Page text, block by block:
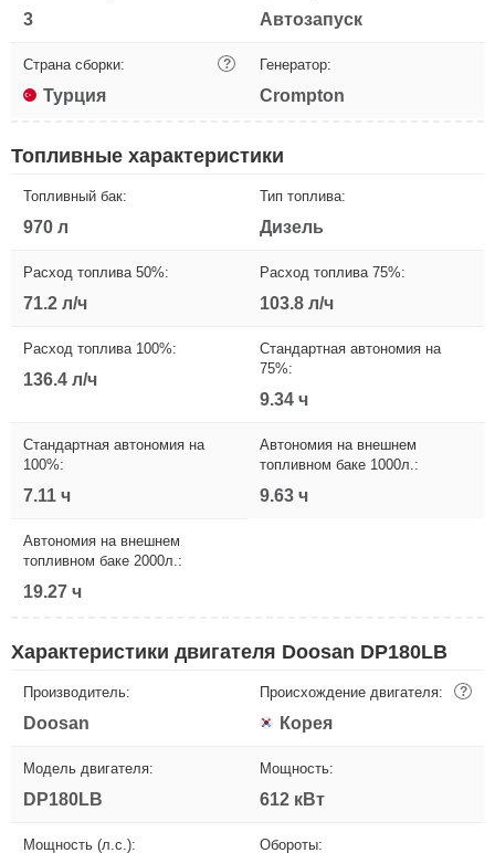
3 Автозапуск
Страна сборки: ?
Турция
Генератор:
Crompton
Топливные характеристики
Топливный бак:
970 л
Тип топлива:
Дизель
Расход топлива 50%:
71.2 л/ч
Расход топлива 75%:
103.8 л/ч
Расход топлива 100%:
136.4 л/ч
Стандартная автономия на
75%:
9.34 ч
Стандартная автономия на
100%:
7.11 ч
Автономия на внешнем
топливном баке 1000л.:
9.63 ч
Автономия на внешнем
топливном баке 2000л.:
19.27 ч
Характеристики двигателя Doosan DP180LB
Производитель:
Doosan
Происхождение двигателя: ?
Корея
Модель двигателя:
DP180LB
Мощность:
612 кВт
Мощность (л.с.): Обороты: